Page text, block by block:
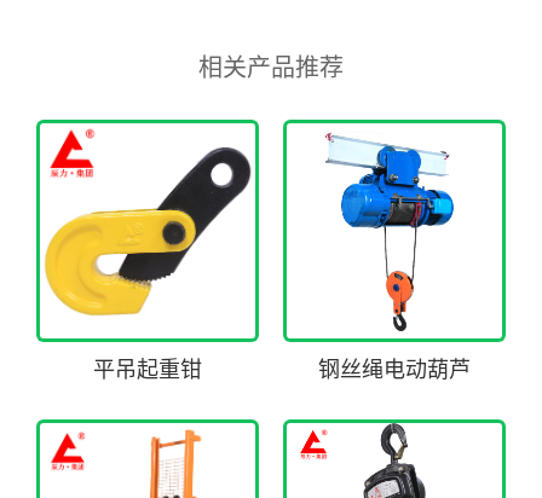
相关产品推荐
平吊起重钳 钢丝绳电动葫芦